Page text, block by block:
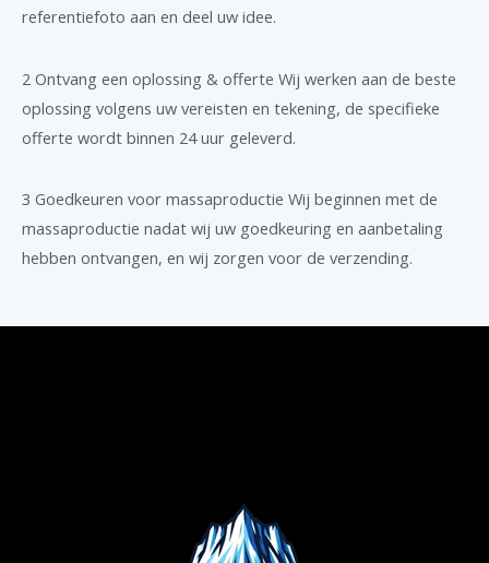
referentiefoto aan en deel uw idee.
2 Ontvang een oplossing & offerte Wij werken aan de beste
oplossing volgens uw vereisten en tekening, de specifieke
offerte wordt binnen 24 uur geleverd.
3 Goedkeuren voor massaproductie Wij beginnen met de
massaproductie nadat wij uw goedkeuring en aanbetaling
hebben ontvangen, en wij zorgen voor de verzending.